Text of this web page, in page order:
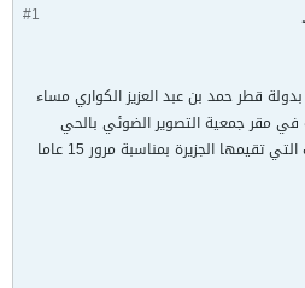
#1
بدولة قطر حمد بن عبد العزيز الكواري مساء
في مقر جمعية التصوير الضوئي بالحي
الثقافي (كتارا)، في إطار الفعاليات التي تقيمها الجزيرة بمناسبة مرور 15 عاما